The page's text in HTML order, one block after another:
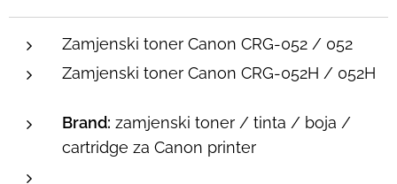
Zamjenski toner Canon CRG-052 / 052
Zamjenski toner Canon CRG-052H / 052H
Brand: zamjenski toner / tinta / boja /
cartridge za Canon printer